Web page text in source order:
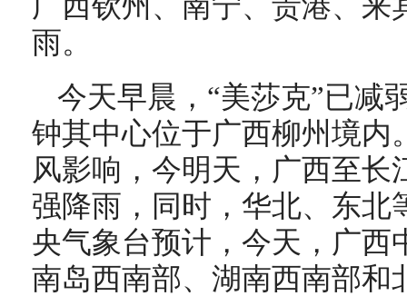
雨。
今天早晨，“美莎克”已减
钟其中心位于广西柳州境内
风影响，今明天，广西至
强降雨，同时，华北、东北
央气象台预计，今天， 广西
南岛西南部、湖南西南部和